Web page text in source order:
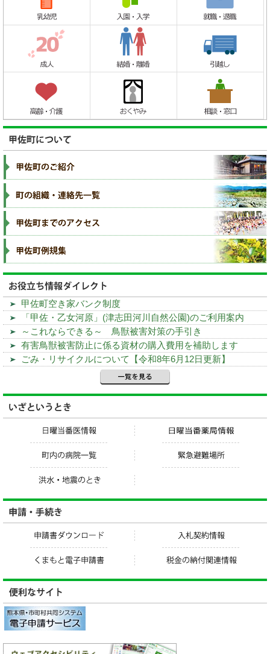
甲佐町空き家バンク制度
「甲佐・乙女河原」(津志田河川自然公園)のご利用案内
～これならできる～ 鳥獣被害対策の手引き
有害鳥獣被害防止に係る資材の購入費用を補助します
ごみ・リサイクルについて【令和8年6月12日更新】